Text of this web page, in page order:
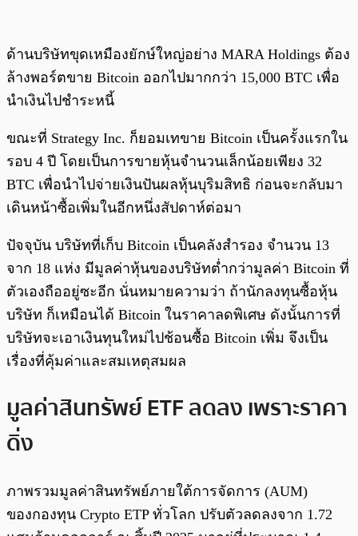
ด้านบริษัทขุดเหมืองยักษ์ใหญ่อย่าง MARA Holdings ต้อง
ล้างพอร์ตขาย Bitcoin ออกไปมากกว่า 15,000 BTC เพื่อ
นำเงินไปชำระหนี้
ขณะที่ Strategy Inc. ก็ยอมเทขาย Bitcoin เป็นครั้งแรกใน
รอบ 4 ปี โดยเป็นการขายหุ้นจำนวนเล็กน้อยเพียง 32
BTC เพื่อนำไปจ่ายเงินปันผลหุ้นบุริมสิทธิ ก่อนจะกลับมา
เดินหน้าซื้อเพิ่มในอีกหนึ่งสัปดาห์ต่อมา
ปัจจุบัน บริษัทที่เก็บ Bitcoin เป็นคลังสำรอง จำนวน 13
จาก 18 แห่ง มีมูลค่าหุ้นของบริษัทต่ำกว่ามูลค่า Bitcoin ที่
ตัวเองถืออยู่ซะอีก นั่นหมายความว่า ถ้านักลงทุนซื้อหุ้น
บริษัท ก็เหมือนได้ Bitcoin ในราคาลดพิเศษ ดังนั้นการที่
บริษัทจะเอาเงินทุนใหม่ไปช้อนซื้อ Bitcoin เพิ่ม จึงเป็น
เรื่องที่คุ้มค่าและสมเหตุสมผล
มูลค่าสินทรัพย์ ETF ลดลง เพราะราคา
ดิ่ง
ภาพรวมมูลค่าสินทรัพย์ภายใต้การจัดการ (AUM)
ของกองทุน Crypto ETP ทั่วโลก ปรับตัวลดลงจาก 1.72